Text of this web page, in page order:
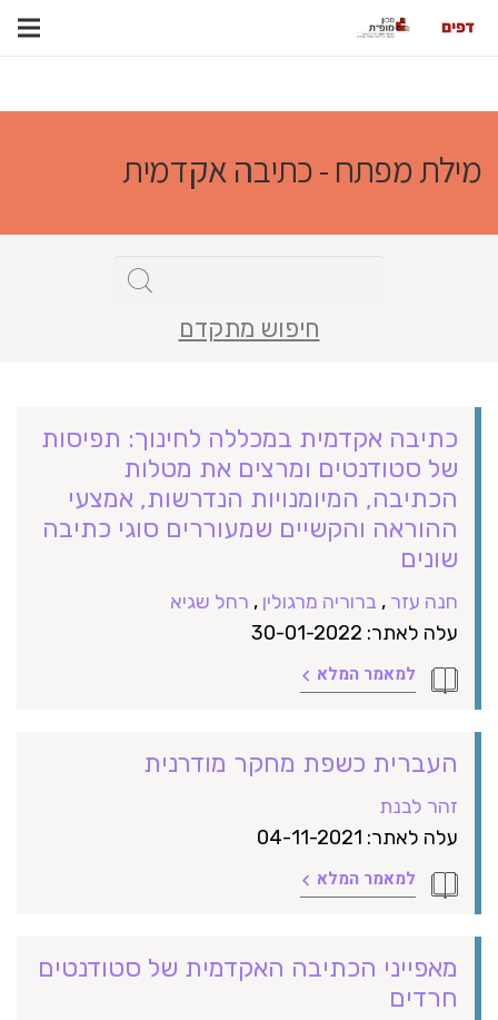
מילת מפתח - כתיבה אקדמית
חיפוש מתקדם
כתיבה אקדמית במכללה לחינוך: תפיסות
של סטודנטים ומרצים את מטלות
הכתיבה, המיומנויות הנדרשות, אמצעי
ההוראה והקשיים שמעוררים סוגי כתיבה
שונים
חנה עזר , ברוריה מרגולין , רחל שגיא
עלה לאתר: 30-01-2022
למאמר המלא
העברית כשפת מחקר מודרנית
זהר לבנת
עלה לאתר: 04-11-2021
למאמר המלא
מאפייני הכתיבה האקדמית של סטודנטים
חרדים